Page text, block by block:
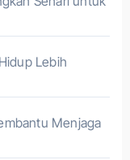
Lebih
Menjaga